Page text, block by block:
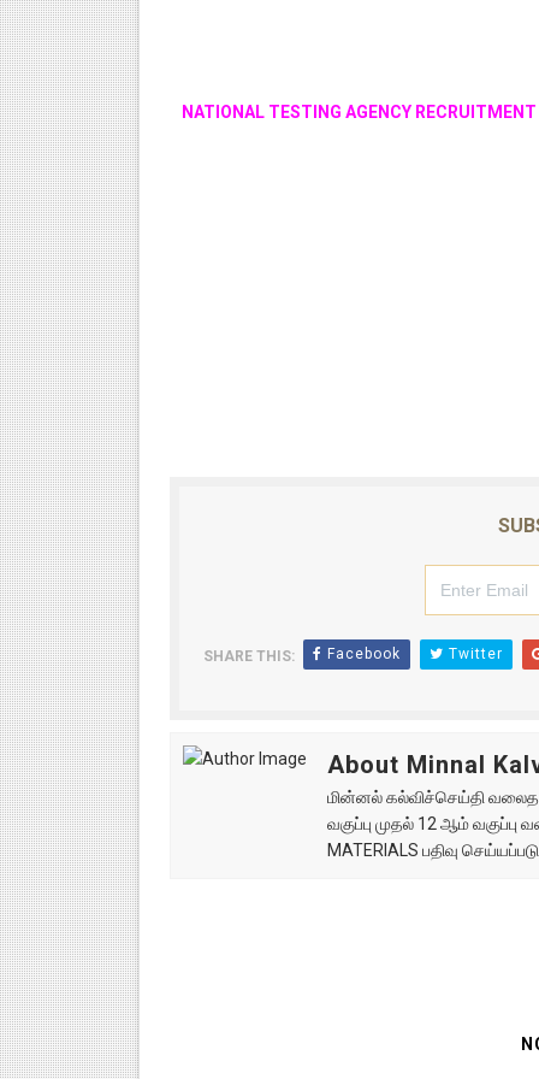
NATIONAL TESTING AGENCY
SHARE THIS: Facebook Twitter
About Minnal
மின்னல் கல்விச்செய்தி
வகுப்பு முதல் 12 ஆம்
MATERIALS பதிவு